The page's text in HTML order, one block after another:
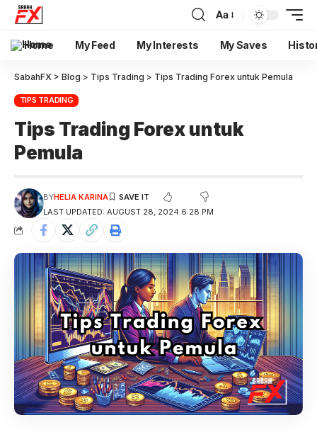
Aa
Home My Feed My Interests My Saves
SabahFX > Blog > Tips Trading > Tips Trading Forex untuk Pemula
TIPS TRADING
Tips Trading Forex untuk
Pemula
LAST UPDATED: AUGUST 28, 2024 6:28 PM
BYHELIA KARINA